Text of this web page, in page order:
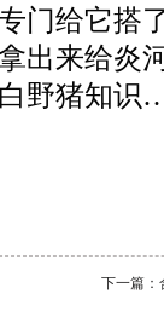
门给它搭
出来给炎
野猪知
下一篇：